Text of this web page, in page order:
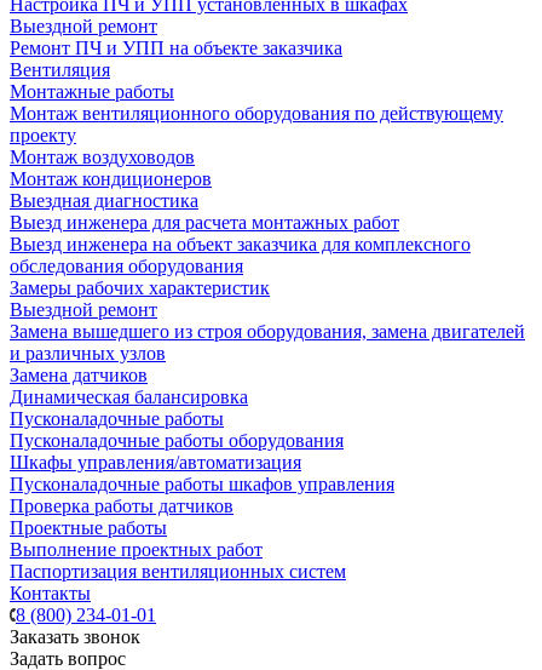
Настройка ПЧ и УПП установленных в шкафах
Выездной ремонт
Ремонт ПЧ и УПП на объекте заказчика
Вентиляция
Монтажные работы
Монтаж вентиляционного оборудования по действующему
проекту
Монтаж воздуховодов
Монтаж кондиционеров
Выездная диагностика
Выезд инженера для расчета монтажных работ
Выезд инженера на объект заказчика для комплексного
обследования оборудования
Замеры рабочих характеристик
Выездной ремонт
Замена вышедшего из строя оборудования, замена двигателей
и различных узлов
Замена датчиков
Динамическая балансировка
Пусконаладочные работы
Пусконаладочные работы оборудования
Шкафы управления/автоматизация
Пусконаладочные работы шкафов управления
Проверка работы датчиков
Проектные работы
Выполнение проектных работ
Паспортизация вентиляционных систем
Контакты
8 (800) 234-01-01
Заказать звонок
Задать вопрос